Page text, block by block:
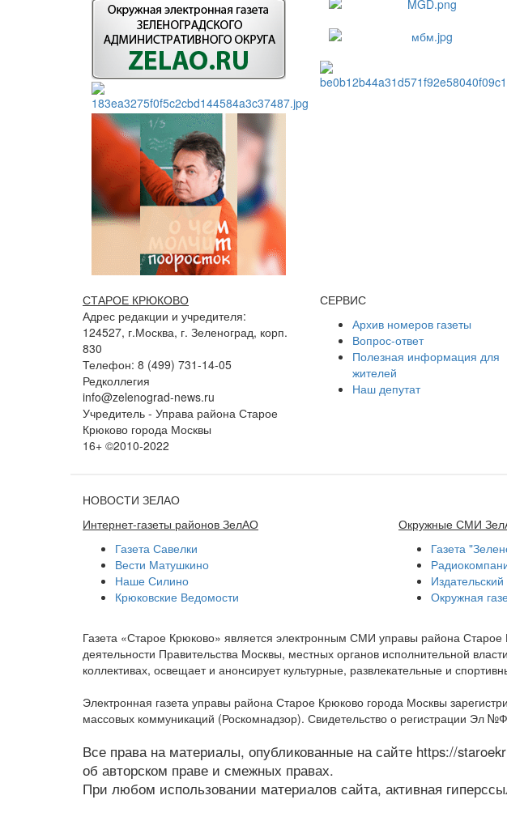
СТАРОЕ КРЮКОВО
Адрес редакции и учредителя:
124527, г.Москва, г. Зеленоград, корп.
830
Телефон: 8 (499) 731-14-05
Редколлегия
info@zelenograd-news.ru
Учредитель - Управа района Старое
Крюково города Москвы
16+ ©2010-2022
СЕРВИС
Архив номеров газеты
Вопрос-ответ
Полезная информация для
жителей
Наш депутат
НОВОСТИ ЗЕЛАО
Интернет-газеты районов ЗелАО
Газета Савелки
Вести Матушкино
Наше Силино
Крюковские Ведомости
Окружные СМИ
Газета
Окружная
Газета «Старое Крюково» является электронным СМИ управы района
деятельности Правительства Москвы, местных органов исполнительной
коллективах, освещает и анонсирует культурные, развлекательные и
Электронная газета управы района Старое Крюково города Москвы
массовых коммуникаций (Роскомнадзор). Свидетельство о регистрации Эл
Все права на материалы, опубликованные на сайте https://
об авторском праве и смежных правах.
При любом использовании материалов сайта, активная